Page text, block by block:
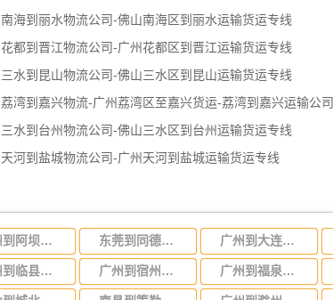
南海到丽水物流公司-佛山南海区到丽水运输货运专线
花都到晋江物流公司-广州花都区到晋江运输货运专线
三水到昆山物流公司-佛山三水区到昆山运输货运专线
荔湾到嘉兴物流-广州荔湾区至嘉兴货运-荔湾到嘉兴运输公司
三水到台州物流公司-佛山三水区到台州运输货运专线
天河到盐城物流公司-广州天河到盐城运输货运专线
广州到阿坝物流专线，专业运输广州至阿坝货运公司 东莞到同德物流公司-货运专线送货上门「收费标准」 广州到大连物流专线,广州至辽宁省大连运输公司
台州到临县物流公司-货运专线上门提货「一站直达」 广州到宿州物流专线,广州到宿州货运公司 直达 广州到福泉物流专线，广州到福泉货运专线